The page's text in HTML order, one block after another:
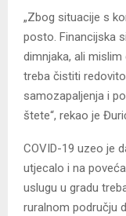
„Zbog situacije s
posto. Financijska
dimnjaka, ali
treba čistiti
samozapaljenja i
štete“, rekao je
COVID-19 uzeo je
utjecalo i na
uslugu u gradu
ruralnom području